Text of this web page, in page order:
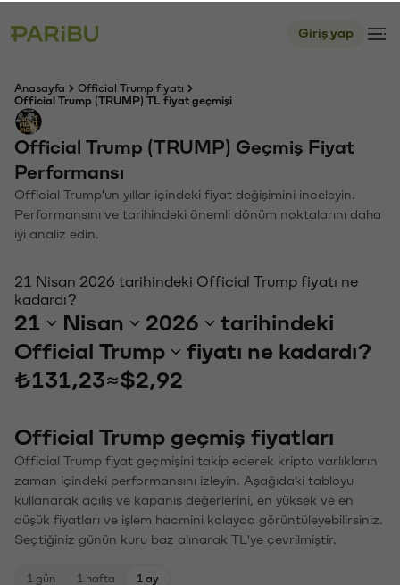
Giriş yap
Anasayfa
Official Trump fiyatı
Official Trump (TRUMP) TL fiyat geçmişi
Official Trump (TRUMP) Geçmiş Fiyat
Performansı
Official Trump'un yıllar içindeki fiyat değişimini inceleyin.
Performansını ve tarihindeki önemli dönüm noktalarını daha
iyi analiz edin.
21 Nisan 2026 tarihindeki Official Trump fiyatı ne
kadardı?
21 Nisan 2026
tarihindeki
Official Trump
fiyatı ne kadardı?
₺131,23≈$2,92
Official Trump geçmiş fiyatları
Official Trump fiyat geçmişini takip ederek kripto varlıkların
zaman içindeki performansını izleyin. Aşağıdaki tabloyu
kullanarak açılış ve kapanış değerlerini, en yüksek ve en
düşük fiyatları ve işlem hacmini kolayca görüntüleyebilirsiniz.
Seçtiğiniz günün kuru baz alınarak TL'ye çevrilmiştir.
1 gün 1 hafta 1 ay